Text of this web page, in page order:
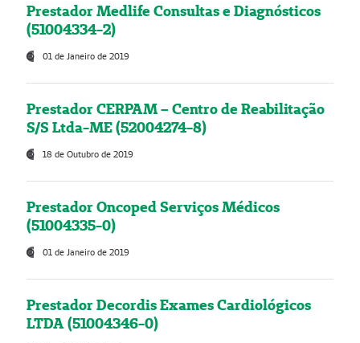
Prestador Medlife Consultas e Diagnósticos
(51004334-2)
01 de Janeiro de 2019
Prestador CERPAM – Centro de Reabilitação
S/S Ltda-ME (52004274-8)
18 de Outubro de 2019
Prestador Oncoped Serviços Médicos
(51004335-0)
01 de Janeiro de 2019
Prestador Decordis Exames Cardiológicos
LTDA (51004346-0)